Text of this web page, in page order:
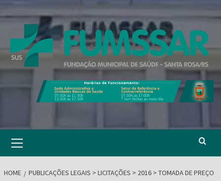
to
Menu
HOME PUBLICAÇÕES LEGAIS > LICITAÇÕES > 2016 > TOMADA DE PREÇO